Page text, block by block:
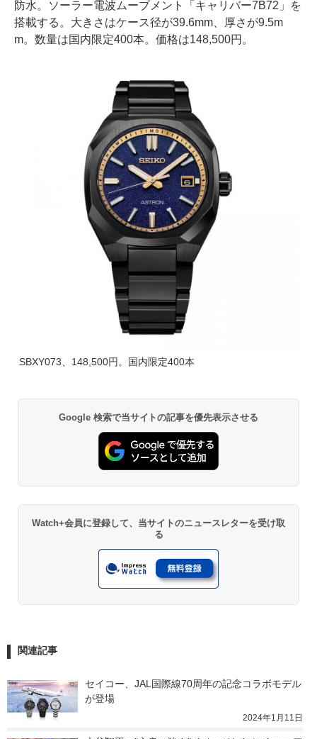
防水。ソーラー電波ムーブメント「キャリバー7B72」を
搭載する。大きさはケース径が39.6mm、厚さが9.5m
m。数量は国内限定400本。価格は148,500円。
SBXY073、148,500円。国内限定400本
Google 検索で当サイトの記事を優先表示させる
Watch+会員に登録して、当サイトのニュースレターを受け取
る
関連記事
セイコー、JAL国際線70周年の記念コラボモデル
が登場
2024年1月11日